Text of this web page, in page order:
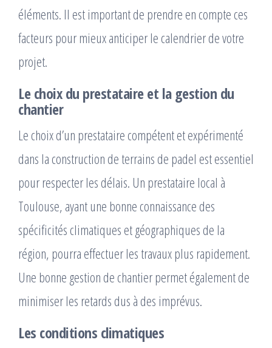
éléments. Il est important de prendre en compte ces
facteurs pour mieux anticiper le calendrier de votre
projet.
Le choix du prestataire et la gestion du
chantier
Le choix d’un prestataire compétent et expérimenté
dans la construction de terrains de padel est essentiel
pour respecter les délais. Un prestataire local à
Toulouse, ayant une bonne connaissance des
spécificités climatiques et géographiques de la
région, pourra effectuer les travaux plus rapidement.
Une bonne gestion de chantier permet également de
minimiser les retards dus à des imprévus.
Les conditions climatiques